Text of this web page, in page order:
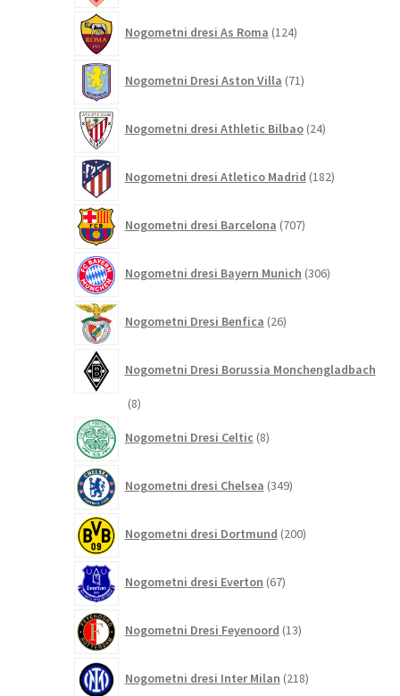
Nogometni dresi As Roma 124izdelkov
Nogometni Dresi Aston Villa 71izdelkov
Nogometni dresi Athletic Bilbao 24izdelkov
Nogometni dresi Atletico Madrid 182izdelkov
Nogometni dresi Barcelona 707izdelkov
Nogometni dresi Bayern Munich 306izdelkov
Nogometni Dresi Benfica 26izdelkov
Nogometni Dresi Borussia Monchengladbach
88
Nogometni Dresi Celtic 8izdelkov
Nogometni dresi Chelsea 349izdelkov
Nogometni dresi Dortmund 200izdelkov
Nogometni dresi Everton 67izdelkov
Nogometni Dresi Feyenoord 13izdelkov
Nogometni dresi Inter Milan 218izdelkov